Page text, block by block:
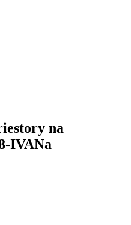
na
IVANa